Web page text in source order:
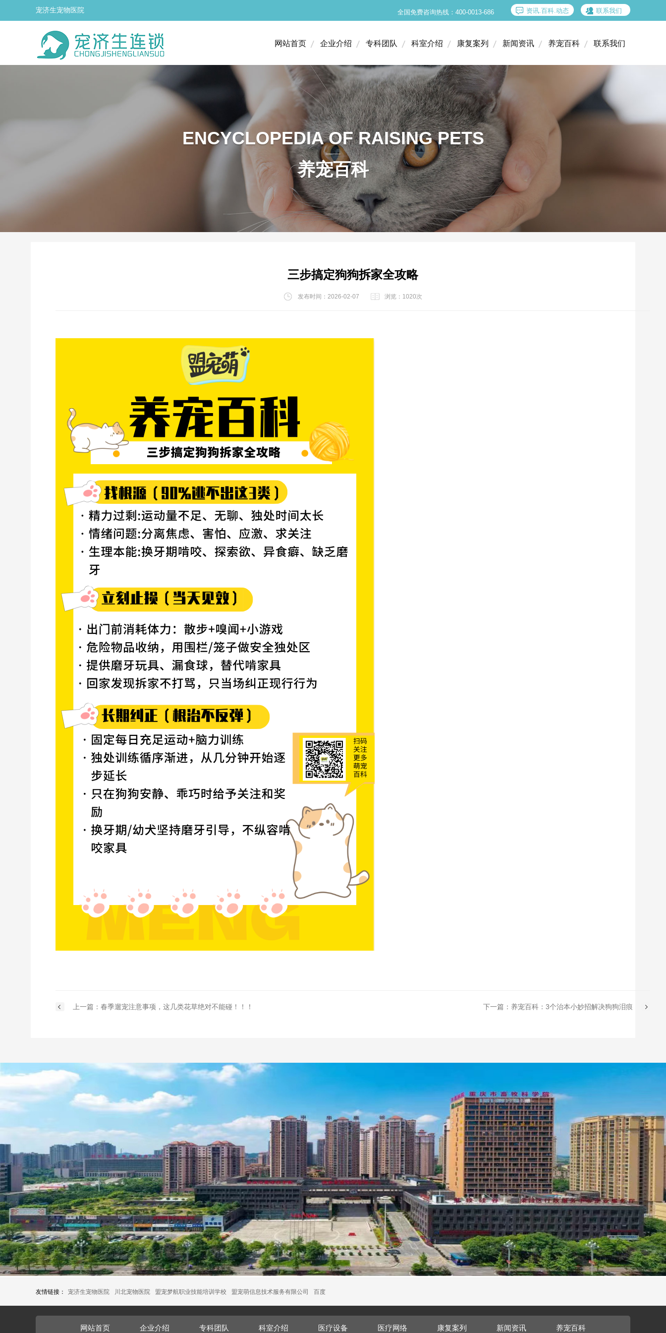
宠济生宠物医院 全国免费咨询热线：400-0013-686 资讯.百科.动态 联系我们
网站首页
企业介绍
荣誉展示 医疗设备 医院环境
专科团队
科室介绍
小动物眼科门诊 小动物神经外科 小动物骨科门诊
猫专科门诊 小动物牙科门诊
小动物内科门诊
康复案列
新闻资讯
养宠百科
联系我们
ENCYCLOPEDIA OF RAISING PETS
养宠百科
三步搞定狗狗拆家全攻略
发布时间：2026-02-07 浏览：1020次
上一篇：春季遛宠注意事项，这几类花草绝对不能碰！！！ 下一篇：养宠百科：3个治本小妙招解决狗狗泪痕
友情链接： 宠济生宠物医院 川北宠物医院 盟宠梦航职业技能培训学校 盟宠萌信息技术服务有限公司 百度
网站首页 企业介绍 专科团队 科室介绍 医疗设备 医疗网络 康复案列 新闻资讯 养宠百科